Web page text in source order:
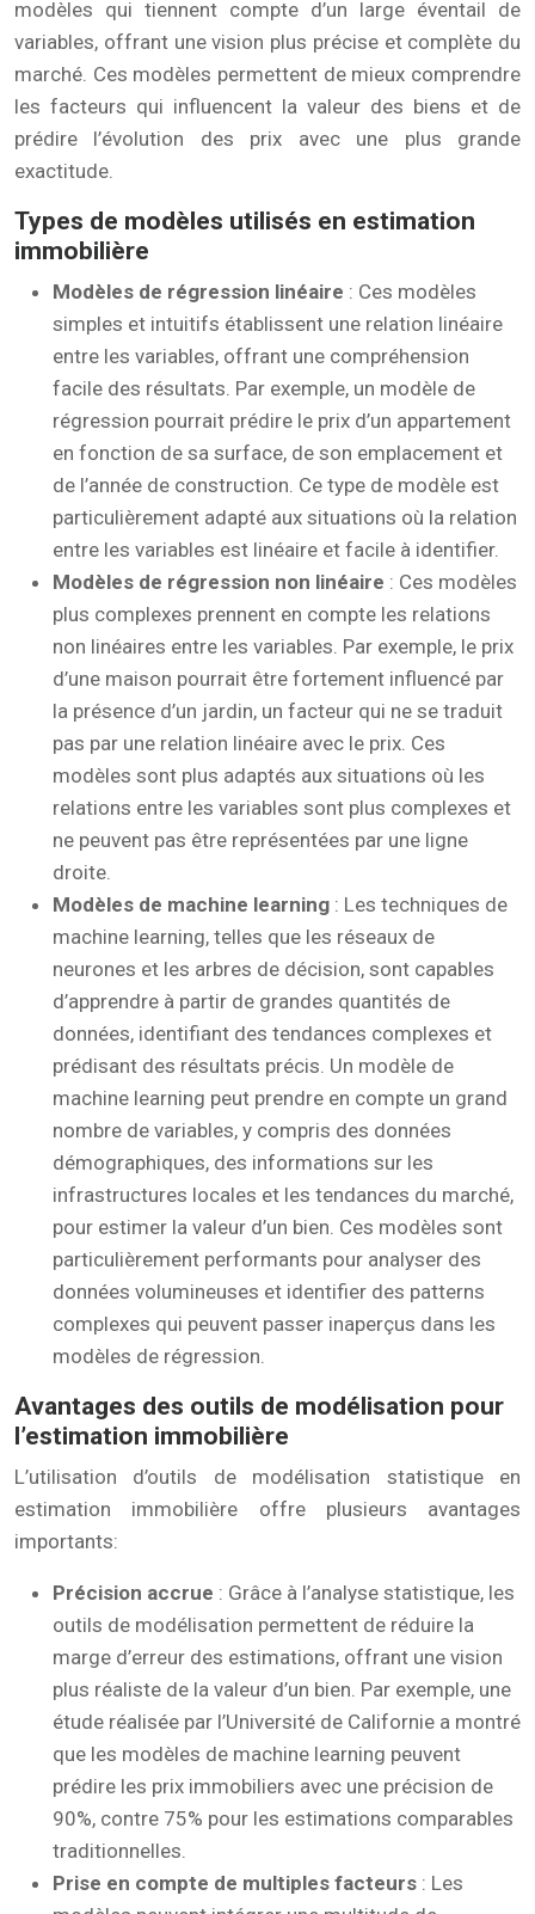
modèles qui tiennent compte d’un large éventail de
variables, offrant une vision plus précise et complète du
marché. Ces modèles permettent de mieux comprendre
les facteurs qui influencent la valeur des biens et de
prédire l’évolution des prix avec une plus grande
exactitude.
Types de modèles utilisés en estimation
immobilière
Modèles de régression linéaire : Ces modèles
simples et intuitifs établissent une relation linéaire
entre les variables, offrant une compréhension
facile des résultats. Par exemple, un modèle de
régression pourrait prédire le prix d’un appartement
en fonction de sa surface, de son emplacement et
de l’année de construction. Ce type de modèle est
particulièrement adapté aux situations où la relation
entre les variables est linéaire et facile à identifier.
Modèles de régression non linéaire : Ces modèles
plus complexes prennent en compte les relations
non linéaires entre les variables. Par exemple, le prix
d’une maison pourrait être fortement influencé par
la présence d’un jardin, un facteur qui ne se traduit
pas par une relation linéaire avec le prix. Ces
modèles sont plus adaptés aux situations où les
relations entre les variables sont plus complexes et
ne peuvent pas être représentées par une ligne
droite.
Modèles de machine learning : Les techniques de
machine learning, telles que les réseaux de
neurones et les arbres de décision, sont capables
d’apprendre à partir de grandes quantités de
données, identifiant des tendances complexes et
prédisant des résultats précis. Un modèle de
machine learning peut prendre en compte un grand
nombre de variables, y compris des données
démographiques, des informations sur les
infrastructures locales et les tendances du marché,
pour estimer la valeur d’un bien. Ces modèles sont
particulièrement performants pour analyser des
données volumineuses et identifier des patterns
complexes qui peuvent passer inaperçus dans les
modèles de régression.
Avantages des outils de modélisation pour
l’estimation immobilière
L’utilisation d’outils de modélisation statistique en
estimation immobilière offre plusieurs avantages
importants:
Précision accrue : Grâce à l’analyse statistique, les
outils de modélisation permettent de réduire la
marge d’erreur des estimations, offrant une vision
plus réaliste de la valeur d’un bien. Par exemple, une
étude réalisée par l’Université de Californie a montré
que les modèles de machine learning peuvent
prédire les prix immobiliers avec une précision de
90%, contre 75% pour les estimations comparables
traditionnelles.
Prise en compte de multiples facteurs : Les